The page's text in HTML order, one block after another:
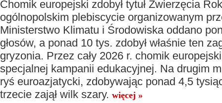
Chomik europejski zdobył tytuł Zwierzęcia
ogólnopolskim plebiscycie organizowanym
Ministerstwo Klimatu i Środowiska oddano
głosów, a ponad 10 tys. zdobył właśnie ten
gryzonia. Przez cały 2026 r. chomik
specjalnej kampanii edukacyjnej. Na drugim
ryś euroazjatycki, zdobywając ponad 4,5
trzecie zajął wilk szary. więcej »